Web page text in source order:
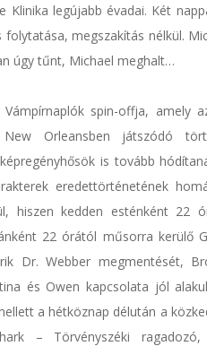
Klinika legújabb évadai. Két
megszakítás nélkül.
úgy tűnt, Michael meghalt…
spin-offja, amely
Orleansben játszódó
is tovább
eredettörténetének
hiszen kedden esténként 22
22 órától műsorra kerülő
Dr. Webber megmentését,
és Owen kapcsolata jól
a hétköznap délután a
– Törvényszéki